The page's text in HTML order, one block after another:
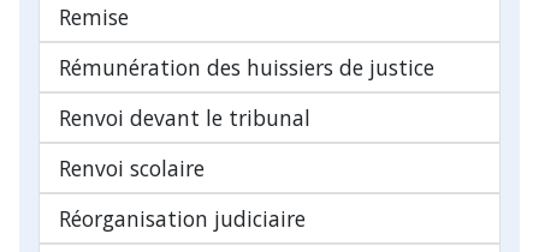
Remise
Rémunération des huissiers de justice
Renvoi devant le tribunal
Renvoi scolaire
Réorganisation judiciaire